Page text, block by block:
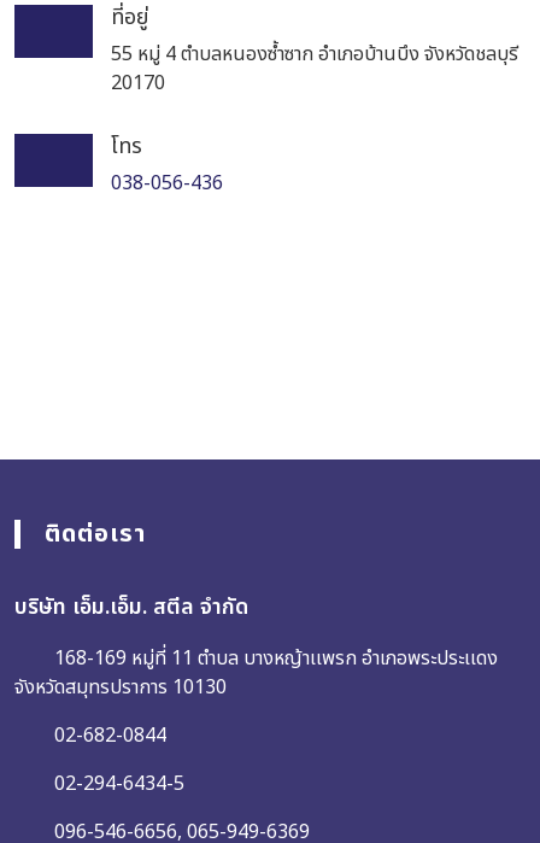
ที่อยู่
55 หมู่ 4 ตำบลหนองซ้ำซาก อำเภอบ้านบึง จังหวัดชลบุรี
20170
โทร
038-056-436
ติดต่อเรา
บริษัท เอ็ม.เอ็ม. สตีล จำกัด
168-169 หมู่ที่ 11 ตำบล บางหญ้าเเพรก อำเภอพระประเเดง
จังหวัดสมุทรปราการ 10130
02-682-0844
02-294-6434-5
096-546-6656, 065-949-6369